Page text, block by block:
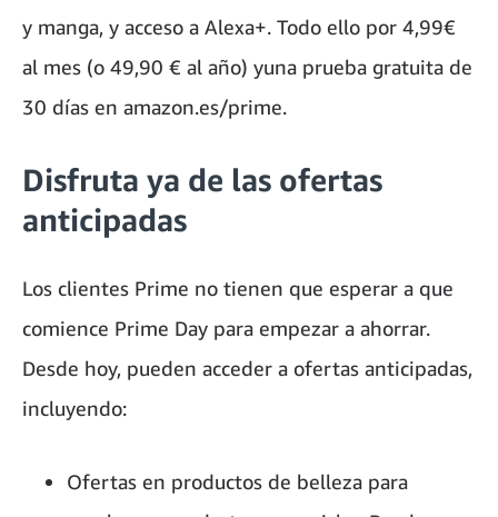
y manga, y acceso a Alexa+. Todo ello por 4,99€
al mes (o 49,90 € al año) yuna prueba gratuita de
30 días en amazon.es/prime.
Disfruta ya de las ofertas
anticipadas
Los clientes Prime no tienen que esperar a que
comience Prime Day para empezar a ahorrar.
Desde hoy, pueden acceder a ofertas anticipadas,
incluyendo:
Ofertas en productos de belleza para